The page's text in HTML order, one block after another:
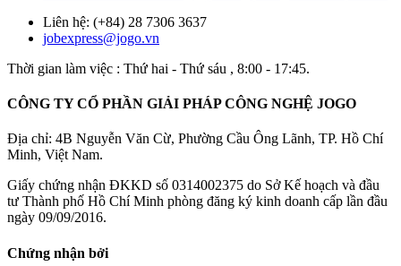
Liên hệ: (+84) 28 7306 3637
jobexpress@jogo.vn
Thời gian làm việc : Thứ hai - Thứ sáu , 8:00 - 17:45.
CÔNG TY CỔ PHẦN GIẢI PHÁP CÔNG NGHỆ JOGO
Địa chỉ: 4B Nguyễn Văn Cừ, Phường Cầu Ông Lãnh, TP. Hồ Chí
Minh, Việt Nam.
Giấy chứng nhận ĐKKD số 0314002375 do Sở Kế hoạch và đầu
tư Thành phố Hồ Chí Minh phòng đăng ký kinh doanh cấp lần đầu
ngày 09/09/2016.
Chứng nhận bởi